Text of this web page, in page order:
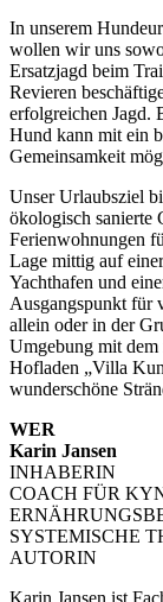
In unserem
wollen wir uns
Ersatzjagd beim
Revieren
erfolgreichen Jagd.
Hund kann mit ein
Gemeinsamkeit
Unser Urlaubsziel
ökologisch sanierte
Ferienwohnungen
Lage mittig auf
Yachthafen und
Ausgangspunkt für
allein oder in der
Umgebung mit
Hofladen „Villa
wunderschöne
WER
Karin Jansen
INHABERIN
COACH FÜR
SYSTEMISCHE
AUTORIN